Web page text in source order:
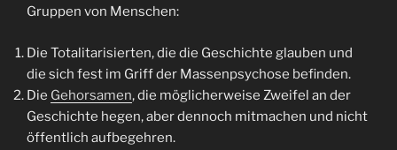
Gruppen von Menschen:
Die Totalitarisierten, die die Geschichte glauben und
die sich fest im Griff der Massenpsychose befinden.
Die Gehorsamen, die möglicherweise Zweifel an der
Geschichte hegen, aber dennoch mitmachen und nicht
öffentlich aufbegehren.